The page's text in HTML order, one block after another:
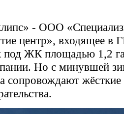
- ООО
центр», входящее в
под ЖК площадью 1,2
Но с минувшей
сопровождают жёсткие